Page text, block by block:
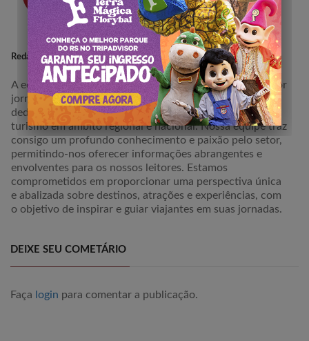
Redação Portal de Viagem
A equipe da redação do Portal de Viagem é composta por
jornalistas e editores altamente especializados,
dedicados a produzir conteúdo de excelência focado no
turismo em âmbito regional e nacional. Nossa equipe traz
consigo um profundo conhecimento e paixão pelo setor,
permitindo-nos oferecer informações abrangentes e
envolventes para os nossos leitores. Estamos
comprometidos em proporcionar uma perspectiva única
e abalizada sobre destinos, atrações e experiências, com
o objetivo de inspirar e guiar viajantes em suas jornadas.
DEIXE SEU COMETÁRIO
Faça login para comentar a publicação.